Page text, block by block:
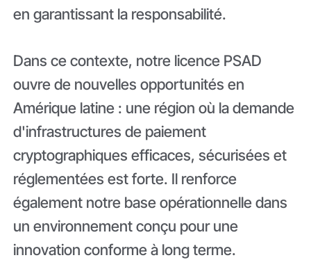
en garantissant la responsabilité.
Dans ce contexte, notre licence PSAD
ouvre de nouvelles opportunités en
Amérique latine : une région où la demande
d'infrastructures de paiement
cryptographiques efficaces, sécurisées et
réglementées est forte. Il renforce
également notre base opérationnelle dans
un environnement conçu pour une
innovation conforme à long terme.